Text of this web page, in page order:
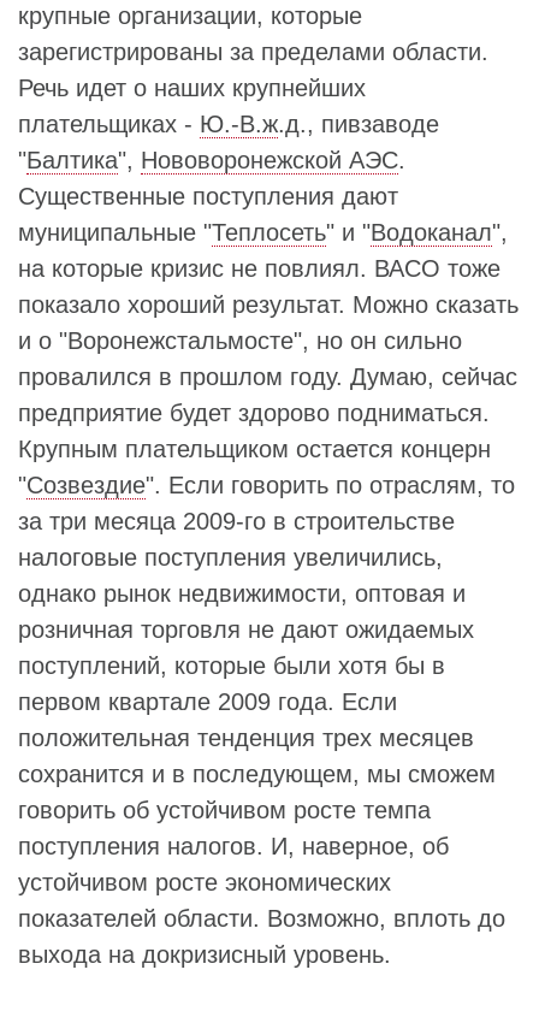
крупные организации, которые
зарегистрированы за пределами области.
Речь идет о наших крупнейших
плательщиках - Ю.-В.ж.д., пивзаводе
"Балтика", Нововоронежской АЭС.
Существенные поступления дают
муниципальные "Теплосеть" и "Водоканал",
на которые кризис не повлиял. ВАСО тоже
показало хороший результат. Можно сказать
и о "Воронежстальмосте", но он сильно
провалился в прошлом году. Думаю, сейчас
предприятие будет здорово подниматься.
Крупным плательщиком остается концерн
"Созвездие". Если говорить по отраслям, то
за три месяца 2009-го в строительстве
налоговые поступления увеличились,
однако рынок недвижимости, оптовая и
розничная торговля не дают ожидаемых
поступлений, которые были хотя бы в
первом квартале 2009 года. Если
положительная тенденция трех месяцев
сохранится и в последующем, мы сможем
говорить об устойчивом росте темпа
поступления налогов. И, наверное, об
устойчивом росте экономических
показателей области. Возможно, вплоть до
выхода на докризисный уровень.